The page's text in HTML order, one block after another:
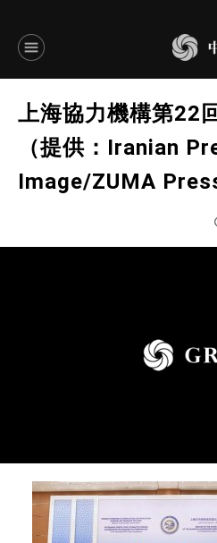
言語別アーカイブ
ENGLISH
JAPANESE
上海協力機構第22
（提供：Iranian
Image/ZUMA